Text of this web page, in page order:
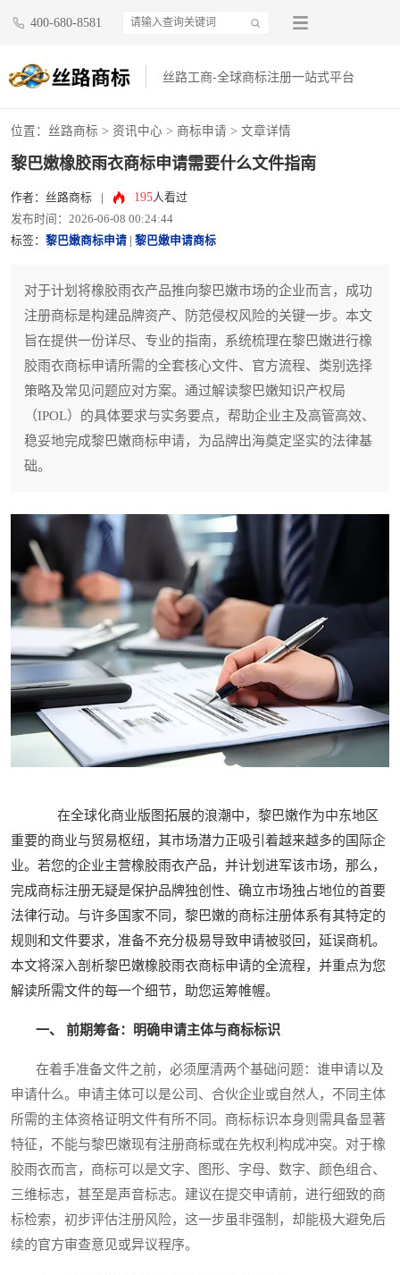
400-680-8581
丝路工商-全球商标注册一站式平台
位置： 丝路商标 > 资讯中心 > 商标申请 > 文章详情
黎巴嫩橡胶雨衣商标申请需要什么文件指南
作者：丝路商标 195人看过
发布时间：2026-06-08 00:24:44
标签： 黎巴嫩商标申请 黎巴嫩申请商标
对于计划将橡胶雨衣产品推向黎巴嫩市场的企业而言，成功
注册商标是构建品牌资产、防范侵权风险的关键一步。本文
旨在提供一份详尽、专业的指南，系统梳理在黎巴嫩进行橡
胶雨衣商标申请所需的全套核心文件、官方流程、类别选择
策略及常见问题应对方案。通过解读黎巴嫩知识产权局
（IPOL）的具体要求与实务要点，帮助企业主及高管高效、
稳妥地完成黎巴嫩商标申请，为品牌出海奠定坚实的法律基
础。
在全球化商业版图拓展的浪潮中，黎巴嫩作为中东地区
重要的商业与贸易枢纽，其市场潜力正吸引着越来越多的国际企
业。若您的企业主营橡胶雨衣产品，并计划进军该市场，那么，
完成商标注册无疑是保护品牌独创性、确立市场独占地位的首要
法律行动。与许多国家不同，黎巴嫩的商标注册体系有其特定的
规则和文件要求，准备不充分极易导致申请被驳回，延误商机。
本文将深入剖析黎巴嫩橡胶雨衣商标申请的全流程，并重点为您
解读所需文件的每一个细节，助您运筹帷幄。
一、 前期筹备：明确申请主体与商标标识
在着手准备文件之前，必须厘清两个基础问题：谁申请以及
申请什么。申请主体可以是公司、合伙企业或自然人，不同主体
所需的主体资格证明文件有所不同。商标标识本身则需具备显著
特征，不能与黎巴嫩现有注册商标或在先权利构成冲突。对于橡
胶雨衣而言，商标可以是文字、图形、字母、数字、颜色组合、
三维标志，甚至是声音标志。建议在提交申请前，进行细致的商
标检索，初步评估注册风险，这一步虽非强制，却能极大避免后
续的官方审查意见或异议程序。